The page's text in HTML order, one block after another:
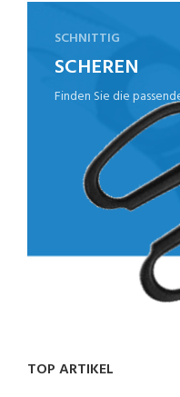
SCHNITTIG
SCHEREN
Finden Sie die
TOP ARTIKEL